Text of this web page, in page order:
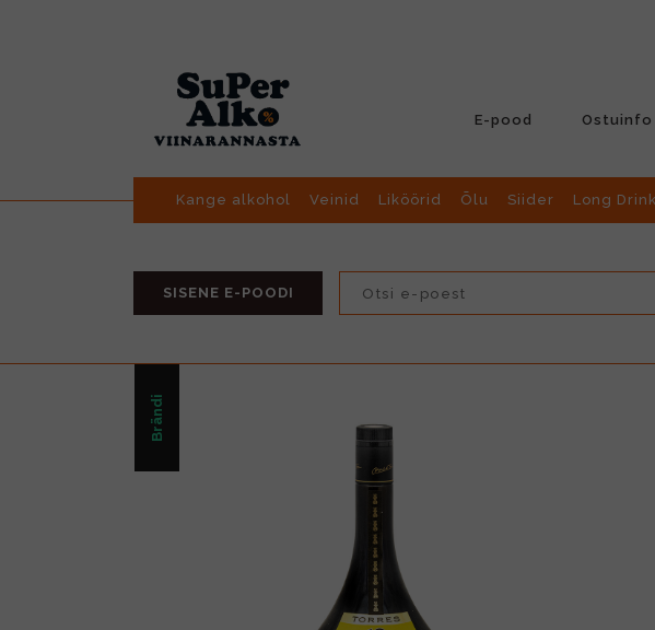
E-pood Ostuinfo
Kange alkohol Veinid Liköörid Õlu Siider Long
SISENE E-POODI
Brändi